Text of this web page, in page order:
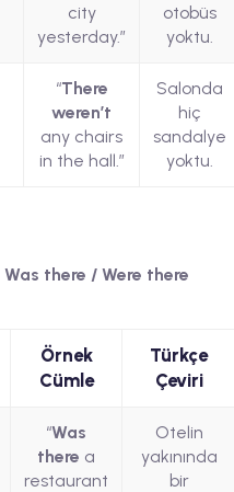
city
yesterday.”
otobüs
yoktu.
“There
weren’t
any chairs
in the hall.”
Salonda
hiç
sandalye
yoktu.
Was there / Were there
Örnek
Cümle
Türkçe
Çeviri
“Was
there a
restaurant
Otelin
yakınında
bir